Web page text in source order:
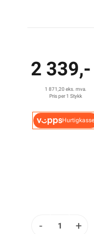
2 339,-
1 871,20 eks. mva.
Pris per 1 Stykk
Hurtigkasse
- +